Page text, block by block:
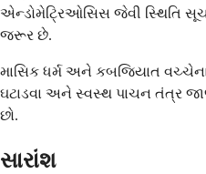
એન્ડોમેટ્રિઓસિસ જેવી સ્થિતિ
જરૂર છે.
માસિક ધર્મ અને કબજિયાત
ઘટાડવા અને સ્વસ્થ પાચન તંત્ર
છો.
સારાંશ